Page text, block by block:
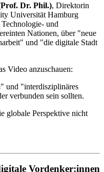
Dr. Phil.), Direktorin
Universität Hamburg
und
Nationen, über "neue
und "die digitale Stadt
Video anzuschauen:
und "interdisziplinäres
verbunden sein sollten.
globale Perspektive nicht
Vordenker:innen